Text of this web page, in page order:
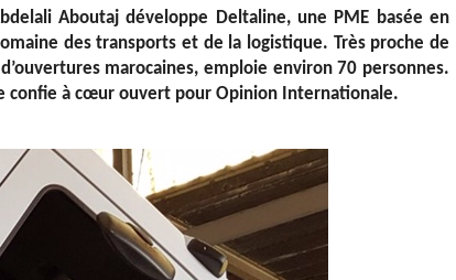
Aboutaj développe Deltaline, une PME basée en
des transports et de la logistique. Très proche de
marocaines, emploie environ 70 personnes.
confie à cœur ouvert pour Opinion Internationale.